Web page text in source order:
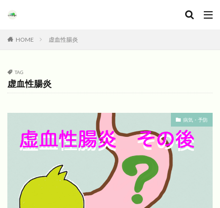
HOME 虚血性腸炎
TAG
虚血性腸炎
病気・予防